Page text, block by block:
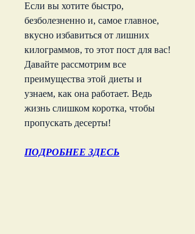
Если вы хотите быстро,
безболезненно и, самое главное,
вкусно избавиться от лишних
килограммов, то этот пост для вас!
Давайте рассмотрим все
преимущества этой диеты и
узнаем, как она работает. Ведь
жизнь слишком коротка, чтобы
пропускать десерты!
ПОДРОБНЕЕ ЗДЕСЬ